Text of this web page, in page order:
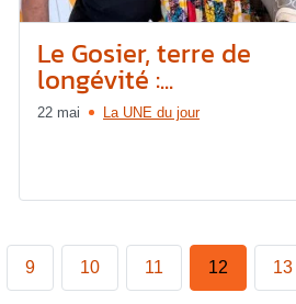
Le Gosier, terre de
longévité :...
22 mai La UNE du jour
9 10 11 12 13